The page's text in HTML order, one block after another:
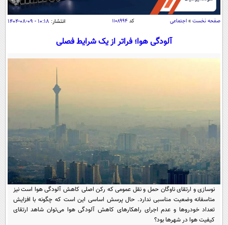
اقتصاد
اقتصادی
جامعه
سفر و تفریح
علم و دانش
علمی
اخبار کریپتو
گوناگون
سرگرمی
باشگاه مغز
مجله تصویری سلاح
فیلم
اقتصاد
ورزش
سیاست
عصر ایران 2
خواندنی ها و دیدنی ها
داستان کوتاه
آموزش زبان
صفحه نخست » اجتماعی کد۱۱۰۸۹۹۴ انتشار: ۱۰:۱۸ - ۰۹-۰۸-۱۴۰۴
آلودگی هوا؛ فراتر از یک شرایط فصلی
نوسازی و ارتقای ناوگان حمل و نقل عمومی که رکن اصلی کاهش آلودگی هوا است نیز
متاسفانه وضعیت مناسبی ندارد. حال پرسش اساسی این است که چگونه با افزایش
تعداد خودروها و عدم اجرای راهکارهای کاهش آلودگی هوا می‌توان شاهد ارتقای
کیفیت هوا در شهرها بود؟